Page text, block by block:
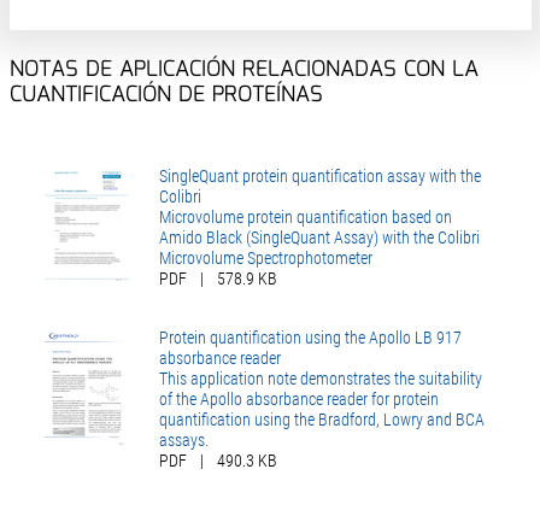
NOTAS DE APLICACIÓN RELACIONADAS CON LA
CUANTIFICACIÓN DE PROTEÍNAS
SingleQuant protein quantification assay with the
Colibri
Microvolume protein quantification based on
Amido Black (SingleQuant Assay) with the Colibri
Microvolume Spectrophotometer
PDF
| 578.9 KB
Protein quantification using the Apollo LB 917
absorbance reader
This application note demonstrates the suitability
of the Apollo absorbance reader for protein
quantification using the Bradford, Lowry and BCA
assays.
PDF
| 490.3 KB